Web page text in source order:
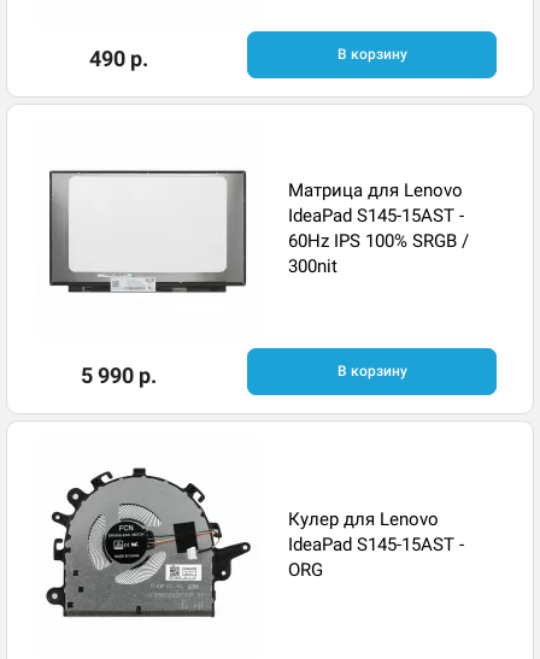
490 р. В корзину
Матрица для Lenovo
IdeaPad S145-15AST -
60Hz IPS 100% SRGB /
300nit
5 990 р. В корзину
Кулер для Lenovo
IdeaPad S145-15AST -
ORG